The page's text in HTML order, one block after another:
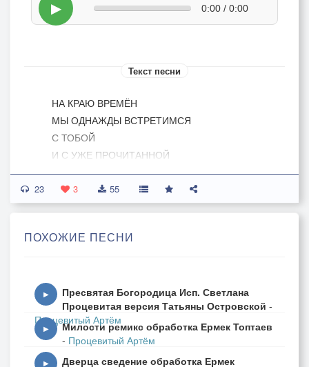
▶ 0:00 / 0:00
Текст песни
НА КРАЮ ВРЕМЁН
МЫ ОДНАЖДЫ ВСТРЕТИМСЯ
С ТОБОЙ
И С УЖЕ ПРОЧИТАННОЙ
СУДЬБОЙ
В КНИГЕ ЖИЗНИ
ПОДВЕДЯ ИТОГ
СЛОВО БОГ
ПРИПЕВ :
ГДЕ ТЫ….. ГДЕ ТЫ…… ГДЕ……ТЫ ГДЕ ТЫ….
РЯДЫШКОМ С ТОБОЙ
РЯДЫШКОМ С ТОБОЙ
23 3 55
ПОХОЖИЕ ПЕСНИ
▶
Пресвятая Богородица Исп. Светлана
Процевитая версия Татьяны Островской -
Процевитый Артём
▶
Милости ремикс обработка Ермек Топтаев
- Процевитый Артём
▶
Дверца сведение обработка Ермек